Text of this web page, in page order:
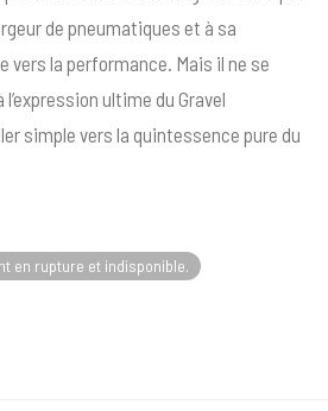
de pneumatiques et à sa
vers la performance. Mais il ne se
ultime du Gravel
simple vers la quintessence pure du
en rupture et indisponible.